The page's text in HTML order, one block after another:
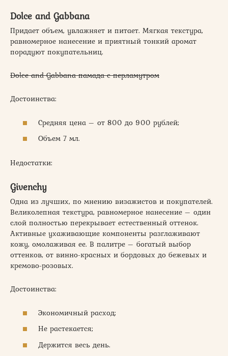
Dolce and Gabbana
Придает объем, увлажняет и питает. Мягкая текстура,
равномерное нанесение и приятный тонкий аромат
порадуют покупательниц.
Dolce and Gabbana памада с перламутром
Достоинства:
Средняя цена – от 800 до 900 рублей;
Объем 7 мл.
Недостатки:
Givenchy
Одна из лучших, по мнению визажистов и покупателей.
Великолепная текстура, равномерное нанесение – один
слой полностью перекрывает естественный оттенок.
Активные ухаживающие компоненты разглаживают
кожу, омолаживая ее. В палитре – богатый выбор
оттенков, от винно-красных и бордовых до бежевых и
кремово-розовых.
Достоинства:
Экономичный расход;
Не растекается;
Держится весь день.